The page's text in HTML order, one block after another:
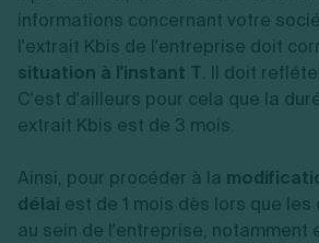
informations concernant votre
l'extrait Kbis de l'entreprise doit
situation à l'instant T. Il doit
C'est d'ailleurs pour cela que la
extrait Kbis est de 3 mois.
Ainsi, pour procéder à la
délai est de 1 mois dès lors que
au sein de l'entreprise, notamment